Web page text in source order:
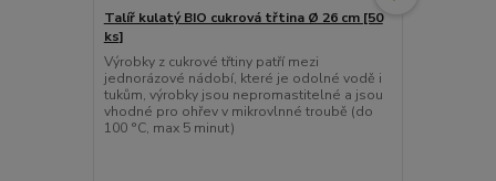
Talíř kulatý BIO cukrová třtina Ø 26 cm [50
ks]
Výrobky z cukrové třtiny patří mezi
jednorázové nádobí, které je odolné vodě i
tukům, výrobky jsou nepromastitelné a jsou
vhodné pro ohřev v mikrovlnné troubě (do
100 °C, max 5 minut)